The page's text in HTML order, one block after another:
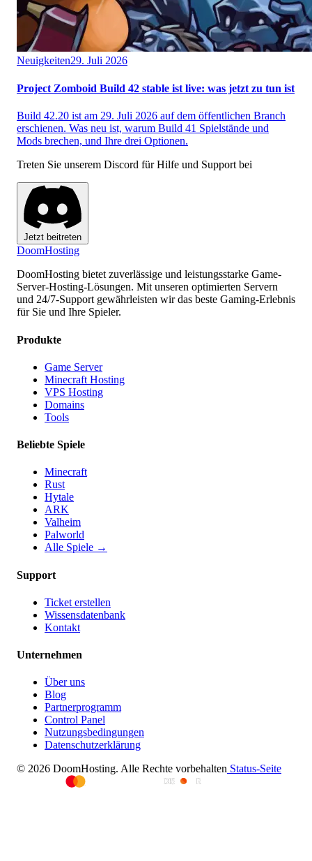
Neuigkeiten29. Juli 2026
Project Zomboid Build 42 stable ist live: was jetzt zu tun ist
Build 42.20 ist am 29. Juli 2026 auf dem öffentlichen Branch
erschienen. Was neu ist, warum Build 41 Spielstände und
Mods brechen, und Ihre drei Optionen.
Treten Sie unserem Discord für Hilfe und Support bei
Jetzt beitreten
DoomHosting
DoomHosting bietet zuverlässige und leistungsstarke Game-
Server-Hosting-Lösungen. Mit unseren optimierten Servern
und 24/7-Support gewährleisten wir das beste Gaming-Erlebnis
für Sie und Ihre Spieler.
Produkte
Game Server
Minecraft Hosting
VPS Hosting
Domains
Tools
Beliebte Spiele
Minecraft
Rust
Hytale
ARK
Valheim
Palworld
Alle Spiele →
Support
Ticket erstellen
Wissensdatenbank
Kontakt
Unternehmen
Über uns
Blog
Partnerprogramm
Control Panel
Nutzungsbedingungen
Datenschutzerklärung
© 2026 DoomHosting. Alle Rechte vorbehalten Status-Seite